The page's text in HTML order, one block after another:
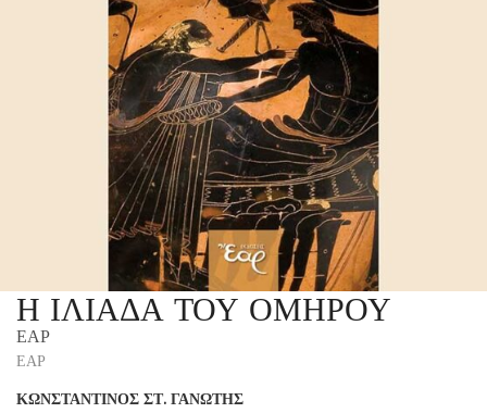
Η ΙΛΙΑΔΑ ΤΟΥ ΟΜΗΡΟΥ
ΕΑΡ
ΕΑΡ
ΚΩΝΣΤΑΝΤΙΝΟΣ ΣΤ. ΓΑΝΩΤΗΣ